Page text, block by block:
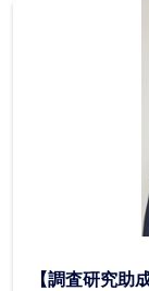
【調査研究助